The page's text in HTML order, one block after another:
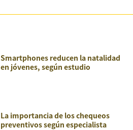
Smartphones reducen la natalidad
en jóvenes, según estudio
La importancia de los chequeos
preventivos según especialista